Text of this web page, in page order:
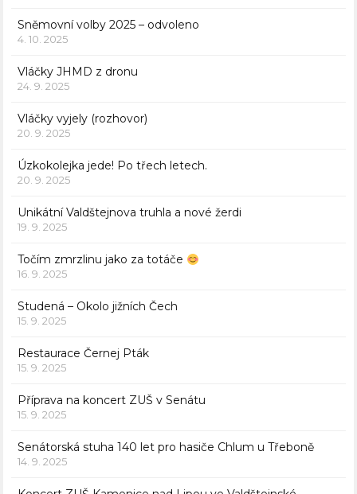
Sněmovní volby 2025 – odvoleno
4. 10. 2025
Vláčky JHMD z dronu
24. 9. 2025
Vláčky vyjely (rozhovor)
20. 9. 2025
Úzkokolejka jede! Po třech letech.
20. 9. 2025
Unikátní Valdštejnova truhla a nové žerdi
19. 9. 2025
Točím zmrzlinu jako za totáče
16. 9. 2025
Studená – Okolo jižních Čech
15. 9. 2025
Restaurace Černej Pták
15. 9. 2025
Příprava na koncert ZUŠ v Senátu
15. 9. 2025
Senátorská stuha 140 let pro hasiče Chlum u Třeboně
14. 9. 2025